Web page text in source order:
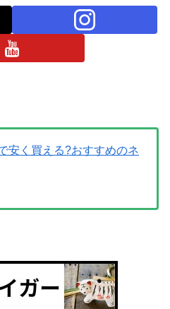
安く買える?おすすめのネ